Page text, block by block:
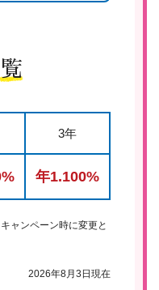
3年
年1.100%
ャンペーン時に変更と
2026年8月3日現在